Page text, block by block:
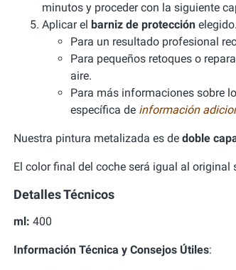
minutos y proceder con la siguiente
Aplicar el barniz de protección elegido.
Para un resultado profesional
Para pequeños retoques o
aire.
Para más informaciones sobre
específica de información
Nuestra pintura metalizada es de doble
El color final del coche será igual al
Detalles Técnicos
ml: 400
Información Técnica y Consejos Útiles: